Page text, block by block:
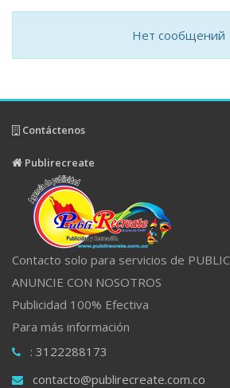
Нет сообщений
Contáctenos
Publirecreate
Contacto solo para servicios de
ANUNCIE CON NOSOTROS
Publicidad 100% Efectiva
Para más información
: 3122288173
contacto@publirecreate.com.co